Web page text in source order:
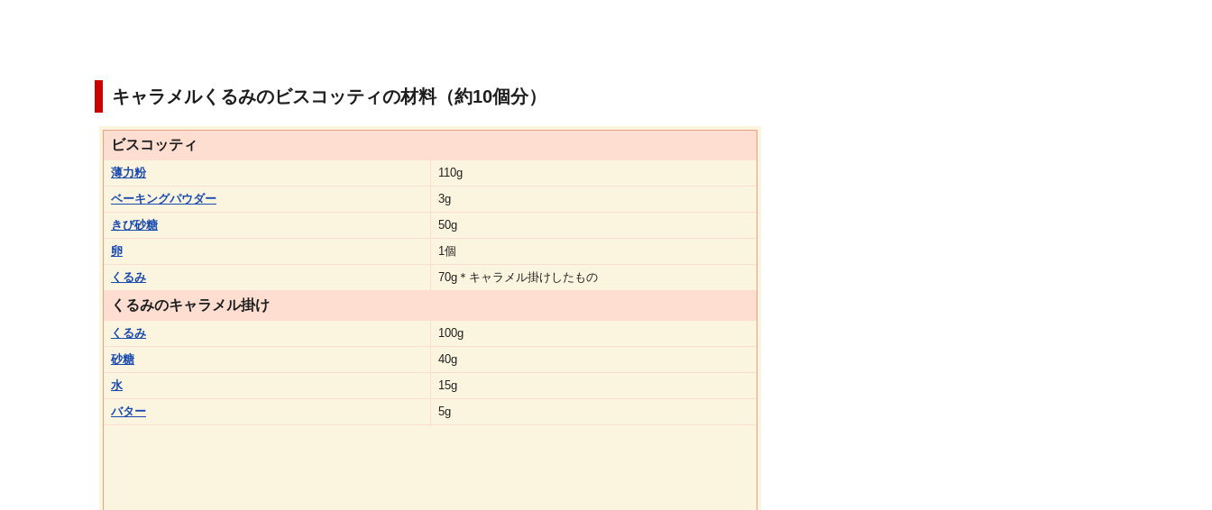
キャラメルくるみのビスコッティの材料（約10個分）
ビスコッティ
薄力粉
110g
ベーキングパウダー
3g
きび砂糖
50g
卵
1個
くるみ
70g＊キャラメル掛けしたもの
くるみのキャラメル掛け
くるみ
100g
砂糖
40g
水
15g
バター
5g